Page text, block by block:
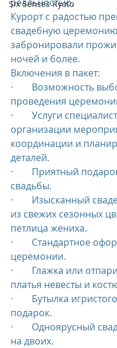
Six Senses Kyoto
Курорт с радостью
свадебную
забронировали
ночей и более.
Включения в пакет:
·        Возможность
проведения
·        Услуги
организации
координации и
деталей.
·        Приятный
свадьбы.
·        Изысканный
из свежих сезонных
петлица жениха.
·        Стандартное
церемонии.
·        Глажка или
платья невесты и
·        Бутылка
подарок.
·        Одноярусный
на двоих.